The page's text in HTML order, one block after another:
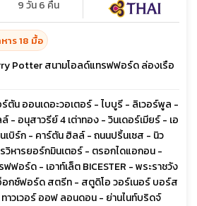
9 วัน 6 คืน
หาร 18 มื้อ
Potter สนามโอลด์แทรฟฟอร์ด ล่องเรือ
ตัน ออนเดอะวอเตอร์ - ไบบูรี - ลิเวอร์พูล -
อนุสาวรีย์ 4 เต่าทอง - วินเดอร์เมียร์ - เอ
เบิร์ก - คาร์ตัน ฮิลล์ - ถนนปริ้นเซส - นิว
วิหารยอร์กมินเตอร์ - ตรอกไดแอกอน -
อร์ด - เอาท์เล็ต BICESTER - พระราชวัง
กซ์ฟอร์ด สตรีท - สตูดิโอ วอร์เนอร์ บอร์ส
าวเวอร์ ออฟ ลอนดอน - ย่านไนท์บริดจ์